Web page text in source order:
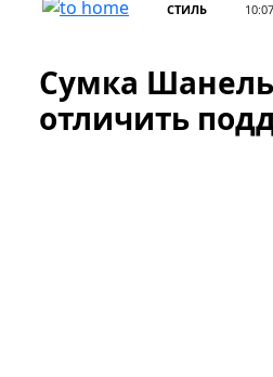
СТИЛЬ
Сумка
отличить